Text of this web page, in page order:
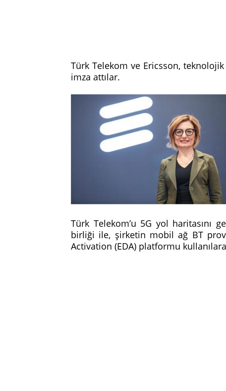
Türk Telekom ve Ericsson,
imza attılar.
Türk Telekom’u 5G yol haritasını
birliği ile, şirketin mobil ağ BT
Activation (EDA) platformu